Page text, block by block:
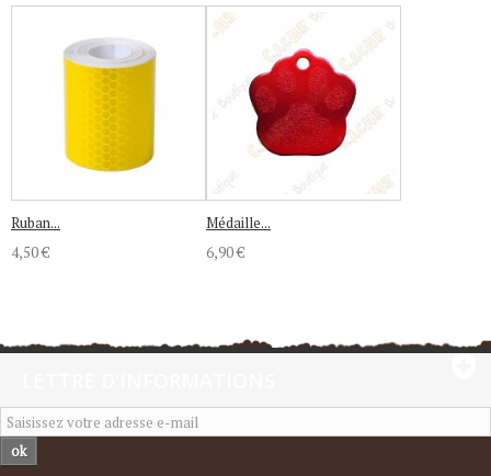
Ruban...
4,50 €
Médaille...
6,90 €
ok